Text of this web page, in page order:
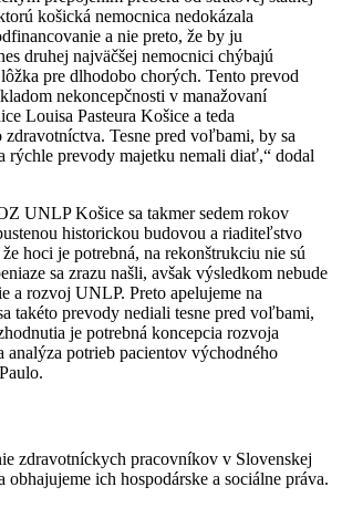
košická nemocnica nedokázala
a nie preto, že by ju
druhej najväčšej nemocnici chýbajú
pre dlhodobo chorých. Tento prevod
nekoncepčnosti v manažovaní
Louisa Pasteura Košice a teda
zdravotníctva. Tesne pred voľbami, by sa
rýchle prevody majetku nemali diať,“ dodal
UNLP Košice sa takmer sedem rokov
historickou budovou a riaditeľstvo
hoci je potrebná, na rekonštrukciu nie sú
sa zrazu našli, avšak výsledkom nebude
a rozvoj UNLP. Preto apelujeme na
takéto prevody nediali tesne pred voľbami,
je potrebná koncepcia rozvoja
analýza potrieb pacientov východného
zdravotníckych pracovníkov v Slovenskej
obhajujeme ich hospodárske a sociálne práva.